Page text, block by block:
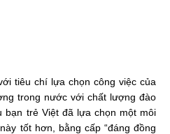
tiêu chí lựa chọn công việc của
trong nước với chất lượng đào
trẻ Việt đã lựa chọn một môi
tốt hơn, bằng cấp “đáng đồng